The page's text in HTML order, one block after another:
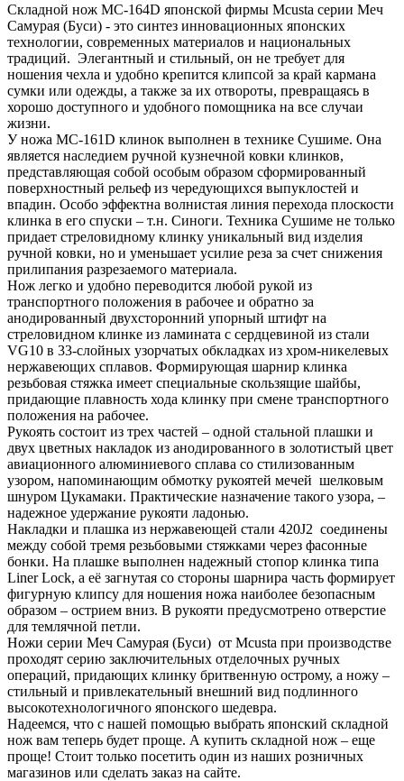
Складной нож MC-164D японской фирмы Mcusta серии Меч
Самурая (Буси) - это синтез инновационных японских
технологии, современных материалов и национальных
традиций. Элегантный и стильный, он не требует для
ношения чехла и удобно крепится клипсой за край кармана
сумки или одежды, а также за их отвороты, превращаясь в
хорошо доступного и удобного помощника на все случаи
жизни.
У ножа MC-161D клинок выполнен в технике Сушиме. Она
является наследием ручной кузнечной ковки клинков,
представляющая собой особым образом сформированный
поверхностный рельеф из чередующихся выпуклостей и
впадин. Особо эффектна волнистая линия перехода плоскости
клинка в его спуски – т.н. Синоги. Техника Сушиме не только
придает стреловидному клинку уникальный вид изделия
ручной ковки, но и уменьшает усилие реза за счет снижения
прилипания разрезаемого материала.
Нож легко и удобно переводится любой рукой из
транспортного положения в рабочее и обратно за
анодированный двухсторонний упорный штифт на
стреловидном клинке из ламината с сердцевиной из стали
VG10 в 33-слойных узорчатых обкладках из хром-никелевых
нержавеющих сплавов. Формирующая шарнир клинка
резьбовая стяжка имеет специальные скользящие шайбы,
придающие плавность хода клинку при смене транспортного
положения на рабочее.
Рукоять состоит из трех частей – одной стальной плашки и
двух цветных накладок из анодированного в золотистый цвет
авиационного алюминиевого сплава со стилизованным
узором, напоминающим обмотку рукоятей мечей шелковым
шнуром Цукамаки. Практические назначение такого узора, –
надежное удержание рукояти ладонью.
Накладки и плашка из нержавеющей стали 420J2 соединены
между собой тремя резьбовыми стяжками через фасонные
бонки. На плашке выполнен надежный стопор клинка типа
Liner Lock, а её загнутая со стороны шарнира часть формирует
фигурную клипсу для ношения ножа наиболее безопасным
образом – острием вниз. В рукояти предусмотрено отверстие
для темлячной петли.
Ножи серии Меч Самурая (Буси) от Mcusta при производстве
проходят серию заключительных отделочных ручных
операций, придающих клинку бритвенную острому, а ножу –
стильный и привлекательный внешний вид подлинного
высокотехнологичного японского шедевра.
Надеемся, что с нашей помощью выбрать японский складной
нож вам теперь будет проще. А купить складной нож – еще
проще! Стоит только посетить один из наших розничных
магазинов или сделать заказ на сайте.